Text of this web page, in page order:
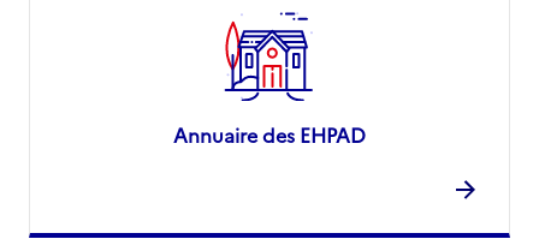
Annuaire des EHPAD